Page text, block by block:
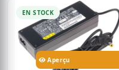
EN STOCK
Aperçu